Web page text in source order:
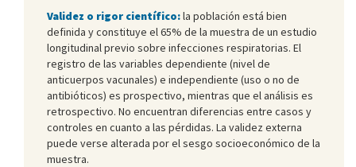
Validez o rigor científico:la población está bien
definida y constituye el 65% de la muestra de un estudio
longitudinal previo sobre infecciones respiratorias. El
registro de las variables dependiente (nivel de
anticuerpos vacunales) e independiente (uso o no de
antibióticos) es prospectivo, mientras que el análisis es
retrospectivo. No encuentran diferencias entre casos y
controles en cuanto a las pérdidas. La validez externa
puede verse alterada por el sesgo socioeconómico de la
muestra.